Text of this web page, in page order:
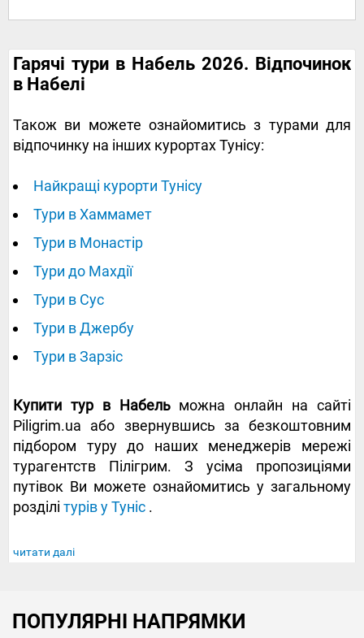
Гарячі тури в Набель 2026. Відпочинок
в Набелі
Також ви можете ознайомитись з турами для
відпочинку на інших курортах Тунісу:
Найкращі курорти Тунісу
Тури в Хаммамет
Тури в Монастір
Тури до Махдії
Тури в Сус
Тури в Джербу
Тури в Зарзіс
Купити тур в Набельможна онлайн на сайті
Piligrim.ua або звернувшись за безкоштовним
підбором туру до наших менеджерів мережі
турагентств Пілігрим. З усіма пропозиціями
путівок Ви можете ознайомитись у загальному
розділі турів у Туніс .
читати далі
ПОПУЛЯРНІ НАПРЯМКИ